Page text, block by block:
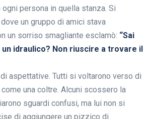
persona in quella stanza. Si
un gruppo di amici stava
un sorriso smagliante esclamò: “Sai
un idraulico? Non riuscire a trovare il
aspettative. Tutti si voltarono verso di
una coltre. Alcuni scossero la
sguardi confusi, ma lui non si
di aggiungere un pizzico di